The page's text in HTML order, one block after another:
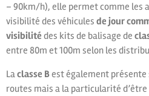
– 90km/h), elle permet comme les
visibilité des véhicules de jour
visibilité des kits de balisage de
entre 80m et 100m selon les
Laclasse Best également
routes mais a la particularité